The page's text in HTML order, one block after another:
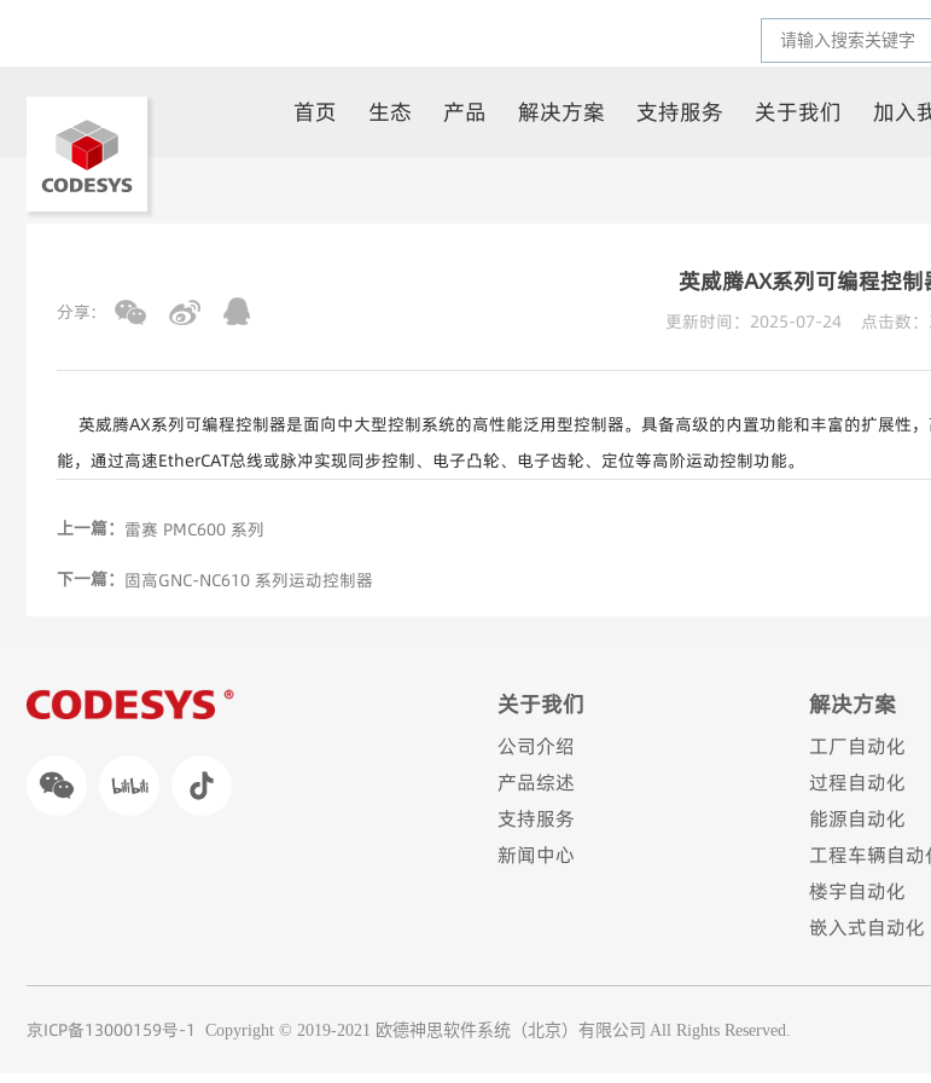
首页 生态 产品 解决方案 支持服务 关于我们 加入
英威腾AX系列可编程控制
更新时间：2025-07-24 点击数：
分享:
英威腾AX系列可编程控制器是面向中大型控制系统的高性能泛用型控制器。具备高级的内置功能和丰富的扩展性
能，通过高速EtherCAT总线或脉冲实现同步控制、电子凸轮、电子齿轮、定位等高阶运动控制功能。
上一篇： 雷赛 PMC600 系列
下一篇： 固高GNC-NC610 系列运动控制器
关于我们
公司介绍
产品综述
支持服务
新闻中心
解决方案
工厂自动化
过程自动化
能源自动化
工程车辆自动
楼宇自动化
嵌入式自动化
京ICP备13000159号-1 Copyright © 2019-2021 欧德神思软件系统（北京）有限公司 All Rights Reserved.